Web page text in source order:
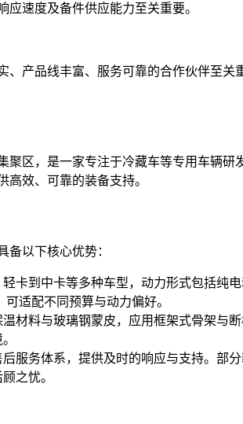
速度及备件供应能力至关重要。
产品线丰富、服务可靠的合作伙伴至
聚区，是一家专注于冷藏车等专用车辆
高效、可靠的装备支持。
备以下核心优势：
卡到中卡等多种车型，动力形式包括
适配不同预算与动力偏好。
材料与玻璃钢蒙皮，应用框架式骨架与
服务体系，提供及时的响应与支持。部
之忧。